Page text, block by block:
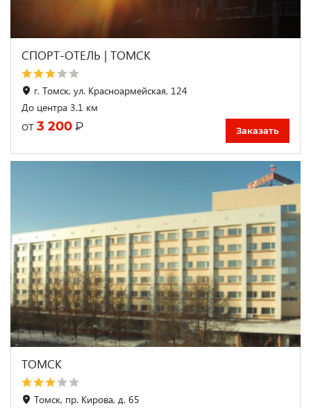
СПОРТ-ОТЕЛЬ | ТОМСК
г. Томск, ул. Красноармейская, 124
До центра 3.1 км
от 3 200 ₽ Заказать
ТОМСК
Томск, пр. Кирова, д. 65